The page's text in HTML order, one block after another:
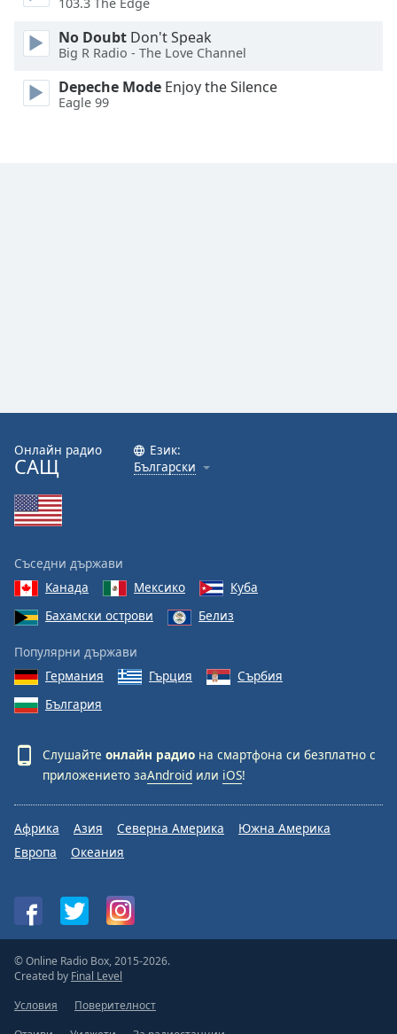
103.3 The Edge
No Doubt Don't Speak
Big R Radio - The Love Channel
Depeche Mode Enjoy the Silence
Eagle 99
Онлайн радио
САЩ
Език:
Български
Съседни държави
Канада
Мексико
Куба
Бахамски острови
Белиз
Популярни държави
Германия
Гърция
Сърбия
България
Слушайте онлайн радио на смартфона си безплатно с
приложението заAndroid или iOS!
Африка Азия Северна Америка
Южна Америка
Европа
Океания
© Online Radio Box, 2015-2026.
Created by Final Level
Условия
Поверителност